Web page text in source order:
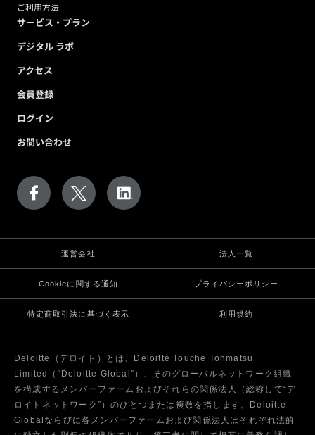
ご利用方法
サービス・プラン
デジタル ラボ
アクセス
会員登録
ログイン
お問い合わせ
運営会社 法人一覧
Cookieに関する通知 プライバシーポリシー
特定商取引法に基づく表示 利用規約
Deloitte（デロイト）とは、Deloitte Touche Tohmatsu
Limited（“Deloitte Global”）、そのグローバルネットワーク組織
を構成するメンバーファームおよびそれらの関係法人（総称して“デ
ロイトネットワーク”）のひとつまたは複数を指します。Deloitte
Globalならびに各メンバーファームおよび関係法人はそれぞれ法的